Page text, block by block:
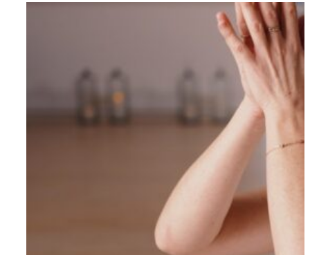
Om AYA House
Lokaler
Om AYA House